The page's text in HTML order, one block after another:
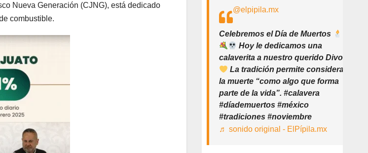
Nueva Generación (CJNG), está dedicado
combustible.
@elpipila.mx
Celebremos el Día de Muertos
Hoy le dedicamos una
calaverita a nuestro querido Divo
La tradición permite considerar
la muerte “como algo que forma
parte de la vida”. #calavera
#díademuertos #méxico
#tradiciones #noviembre
♬ sonido original - ElPípila.mx